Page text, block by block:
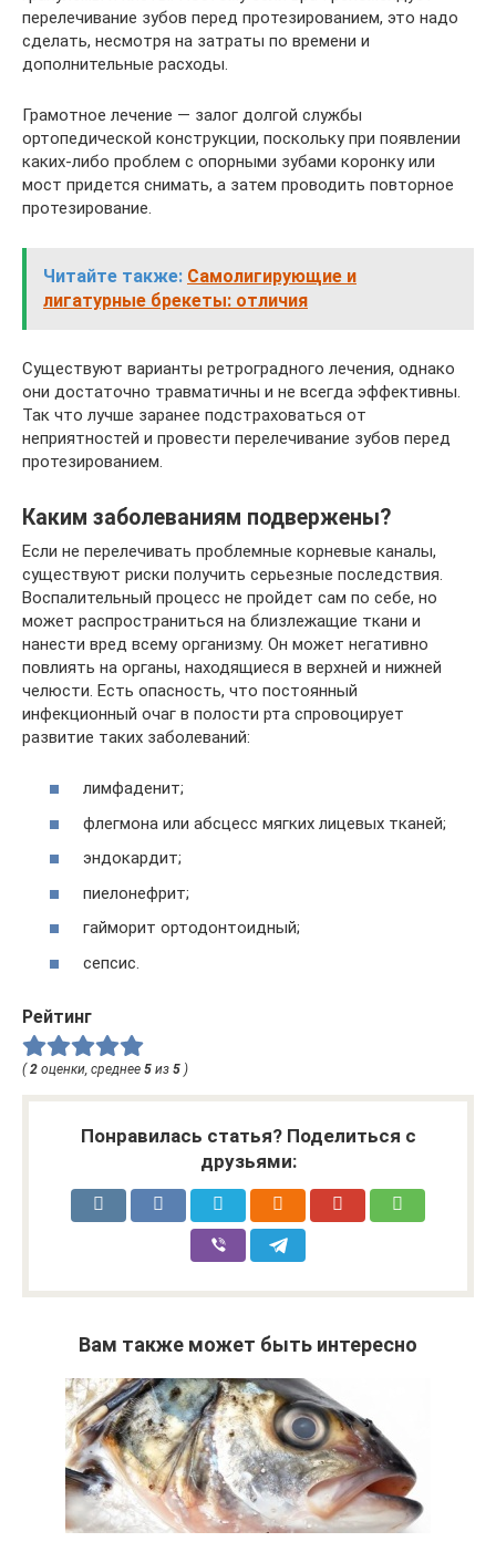
перелечивание зубов перед протезированием, это надо
сделать, несмотря на затраты по времени и
дополнительные расходы.
Грамотное лечение — залог долгой службы
ортопедической конструкции, поскольку при появлении
каких-либо проблем с опорными зубами коронку или
мост придется снимать, а затем проводить повторное
протезирование.
Читайте также: Самолигирующие и
лигатурные брекеты: отличия
Существуют варианты ретроградного лечения, однако
они достаточно травматичны и не всегда эффективны.
Так что лучше заранее подстраховаться от
неприятностей и провести перелечивание зубов перед
протезированием.
Каким заболеваниям подвержены?
Если не перелечивать проблемные корневые каналы,
существуют риски получить серьезные последствия.
Воспалительный процесс не пройдет сам по себе, но
может распространиться на близлежащие ткани и
нанести вред всему организму. Он может негативно
повлиять на органы, находящиеся в верхней и нижней
челюсти. Есть опасность, что постоянный
инфекционный очаг в полости рта спровоцирует
развитие таких заболеваний:
лимфаденит;
флегмона или абсцесс мягких лицевых тканей;
эндокардит;
пиелонефрит;
гайморит ортодонтоидный;
сепсис.
Рейтинг
(2 оценки, среднее 5 из 5 )
Понравилась статья? Поделиться с
друзьями:
Вам также может быть интересно